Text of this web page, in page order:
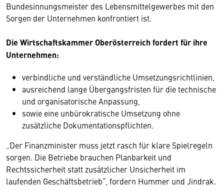
Bundesinnungsmeister des Lebensmittelgewerbes mit den
Sorgen der Unternehmen konfrontiert ist.
Die Wirtschaftskammer Oberösterreich fordert für ihre
Unternehmen:
verbindliche und verständliche Umsetzungsrichtlinien,
ausreichend lange Übergangsfristen für die technische
und organisatorische Anpassung,
sowie eine unbürokratische Umsetzung ohne
zusätzliche Dokumentationspflichten.
„Der Finanzminister muss jetzt rasch für klare Spielregeln
sorgen. Die Betriebe brauchen Planbarkeit und
Rechtssicherheit statt zusätzlicher Unsicherheit im
laufenden Geschäftsbetrieb“, fordern Hummer und Jindrak.